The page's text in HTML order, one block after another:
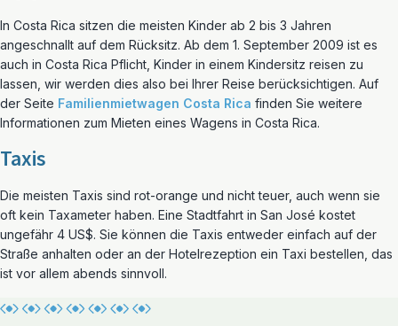
In Costa Rica sitzen die meisten Kinder ab 2 bis 3 Jahren
angeschnallt auf dem Rücksitz. Ab dem 1. September 2009 ist es
auch in Costa Rica Pflicht, Kinder in einem Kindersitz reisen zu
lassen, wir werden dies also bei Ihrer Reise berücksichtigen. Auf
der Seite Familienmietwagen Costa Rica finden Sie weitere
Informationen zum Mieten eines Wagens in Costa Rica.
Taxis
Die meisten Taxis sind rot-orange und nicht teuer, auch wenn sie
oft kein Taxameter haben. Eine Stadtfahrt in San José kostet
ungefähr 4 US$. Sie können die Taxis entweder einfach auf der
Straße anhalten oder an der Hotelrezeption ein Taxi bestellen, das
ist vor allem abends sinnvoll.